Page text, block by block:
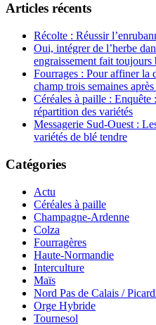
Articles récents
Récolte : Réussir
Oui, intégrer de l’herbe
engraissement fait toujours
Fourrages : Pour affiner la
champ trois semaines
Céréales à paille : Enquête
répartition des variétés
Messagerie Sud-Ouest :
variétés de blé tendre
Catégories
Actu
Céréales à paille
Champagne-Ardenne
Colza
Fourragères
Haute-Normandie
Interculture
Maïs
Nord Pas de Calais /
Orge Hybride
Tournesol